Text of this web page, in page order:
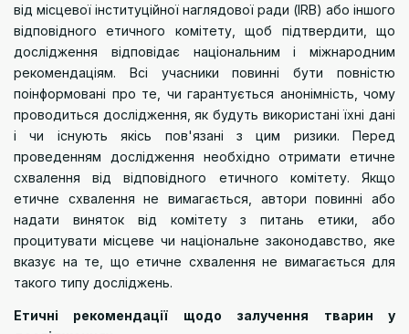
від місцевої інституційної наглядової ради (IRB) або іншого
відповідного етичного комітету, щоб підтвердити, що
дослідження відповідає національним і міжнародним
рекомендаціям. Всі учасники повинні бути повністю
поінформовані про те, чи гарантується анонімність, чому
проводиться дослідження, як будуть використані їхні дані
і чи існують якісь пов'язані з цим ризики. Перед
проведенням дослідження необхідно отримати етичне
схвалення від відповідного етичного комітету. Якщо
етичне схвалення не вимагається, автори повинні або
надати виняток від комітету з питань етики, або
процитувати місцеве чи національне законодавство, яке
вказує на те, що етичне схвалення не вимагається для
такого типу досліджень.
Етичні рекомендації щодо залучення тварин у